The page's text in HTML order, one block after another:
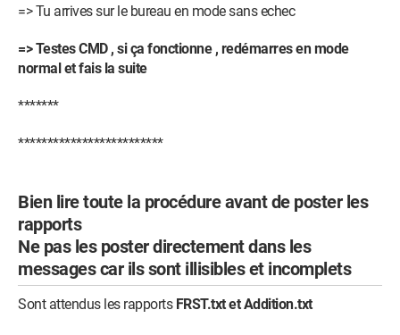
=> Tu arrives sur le bureau en mode sans echec
=> Testes CMD , si ça fonctionne , redémarres en mode
normal et fais la suite
*******
*************************
Bien lire toute la procédure avant de poster les
rapports
Ne pas les poster directement dans les
messages car ils sont illisibles et incomplets
Sont attendus les rapports FRST.txt et Addition.txt